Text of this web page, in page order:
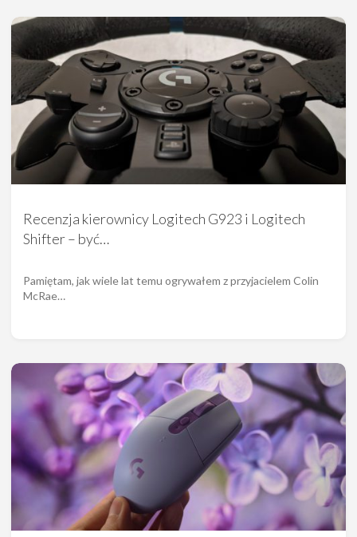
Recenzja kierownicy Logitech G923 i Logitech
Shifter – być…
Pamiętam, jak wiele lat temu ogrywałem z przyjacielem Colin
McRae…